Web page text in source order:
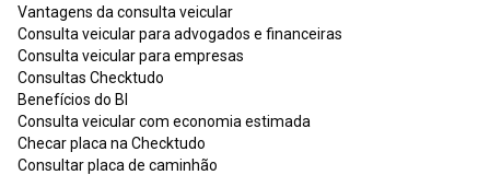
Vantagens da consulta veicular
Consulta veicular para advogados e financeiras
Consulta veicular para empresas
Consultas Checktudo
Benefícios do BI
Consulta veicular com economia estimada
Checar placa na Checktudo
Consultar placa de caminhão